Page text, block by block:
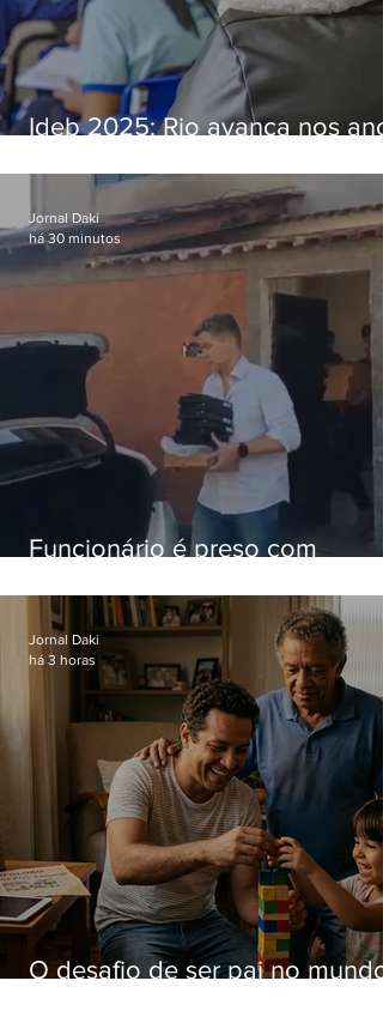
Ideb 2025: Rio avança nos
nacional
Funcionário é preso com
Hospital do Andaraí
Jornal Daki
há 30 minutos
O desafio de ser pai no mundo
Jornal Daki
há 3 horas